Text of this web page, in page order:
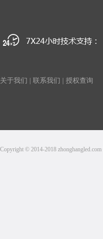
关于我们 联系我们 授权查询
Copyright © 2014-2018